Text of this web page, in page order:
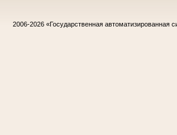
2006-2026 «Государственная автоматизированная